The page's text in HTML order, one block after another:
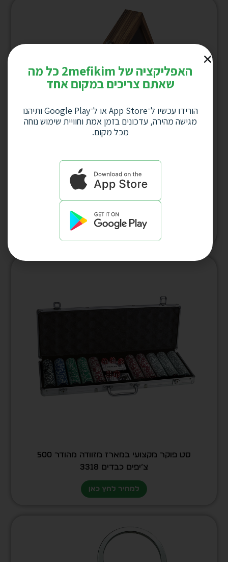
למחיר לחץ כאן
סט פוקר מקצועי במארז מזוודה מהודר 500
צ’יפים כבדים 3318
למחיר לחץ כאן
האפליקציה של 2mefikim כל מה
שאתם צריכים במקום אחד
הורידו עכשיו ל־App Store או ל־Google Play ותיהנו
מגישה מהירה, עדכונים בזמן אמת וחוויית שימוש נוחה
מכל מקום.